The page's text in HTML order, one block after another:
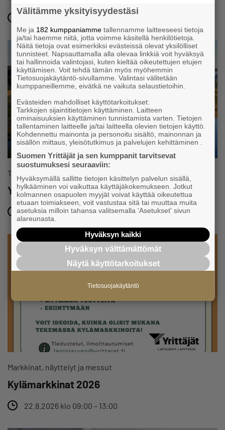
15.8.2026 klo 00:00 – 00:00
Tapahtuma
Yrittäjien SM-golf
20.8.2026 klo 07:30 – 17:00
Markkinat, näyttelyt ja messut
Kylämarkkinat 2026
22.8.2026 klo 09:00 – 13:00
Välitämme yksityisyydestäsi
Me ja 182 kumppaniammetallennamme laitteeseesi tietoja
ja/tai haemme niitä, jotta voimme käsitellä henkilötietoja.
Näitä tietoja ovat esimerkiksi evästeissä olevat yksilölliset
tunnisteet. Napsauttamalla alla olevaa linkkiä voit hyväksyä
tai hallinnoida valintojasi, kuten kieltää oikeutettujen etujen
käyttämisen. Voit tehdä tämän myös myöhemmin
Tietosuojakäytäntö-sivullamme. Valintasi välitetään
kumppaneillemme, eivätkä ne vaikuta selaustietoihin.
Evästeiden mahdolliset käyttötarkoitukset:
Tarkkojen sijaintitietojen käyttäminen. Laitteen
ominaisuuksien käyttäminen tunnistamista varten. Tietojen
tallentaminen laitteelle ja/tai laitteella olevien tietojen käyttö.
Kohdennettu mainonta ja personoitu sisältö, mainonnan ja
sisällön mittaus, yleisötutkimus ja palvelujen kehittäminen .
Suomen Yrittäjät ja sen kumppanit tarvitsevat
suostumuksesi seuraaviin:
Hyväksymällä sallitte tietojen käsittelyn palvelun sisällä,
hylkääminen voi vaikuttaa käyttäjäkokemukseen. Jotkut
kolmannen osapuolen myyjät voivat käyttää oikeutettua
etuaan toimiakseen, voit vastustaa sitä tai muuttaa muita
asetuksia milloin tahansa valitsemalla 'Asetukset' sivun
alareunasta.
Hyväksyn kaikki
Hyväksyn välttämättömät
Näytä käyttötarkoitukset
Tietosuojakäytäntö